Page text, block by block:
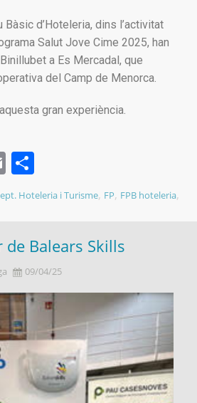
Bàsic d’Hoteleria, dins l’activitat
Salut Jove Cime 2025, han
a Es Mercadal, que
del Camp de Menorca.
gran experiència.
Email
Hoteleria i Turisme, FP, FPB hoteleria,
Balears Skills
09/04/25